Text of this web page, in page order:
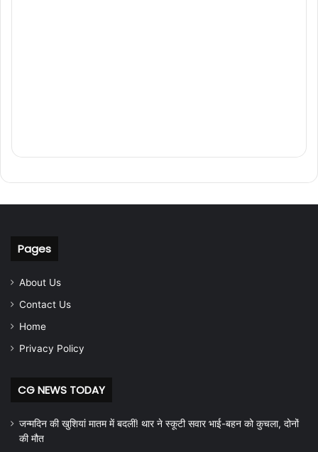
Pages
About Us
Contact Us
Home
Privacy Policy
CG NEWS TODAY
जन्मदिन की खुशियां मातम में बदलीं! थार ने स्कूटी सवार भाई-बहन को कुचला, दोनों
की मौत